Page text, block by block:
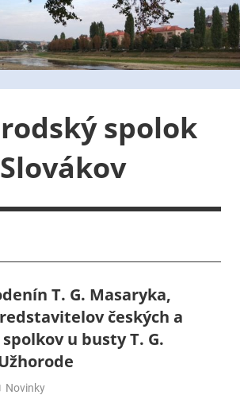
spolok
Slovákov
T. G. Masaryka,
českých a
u busty T. G.
Novinky